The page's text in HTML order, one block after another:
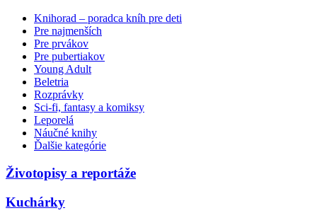
Knihorad – poradca kníh pre deti
Pre najmenších
Pre prvákov
Pre pubertiakov
Young Adult
Beletria
Rozprávky
Sci-fi, fantasy a komiksy
Leporelá
Náučné knihy
Ďalšie kategórie
Životopisy a reportáže
Kuchárky